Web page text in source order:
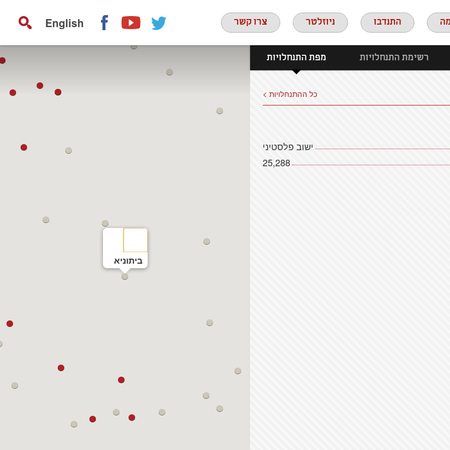
התנדבו ניוזלטר צרו קשר English
רשימת התנחלויות מפת התנחלויות
כל ההתנחלויות >
ישוב פלסטיני
25,288
ביתוניא